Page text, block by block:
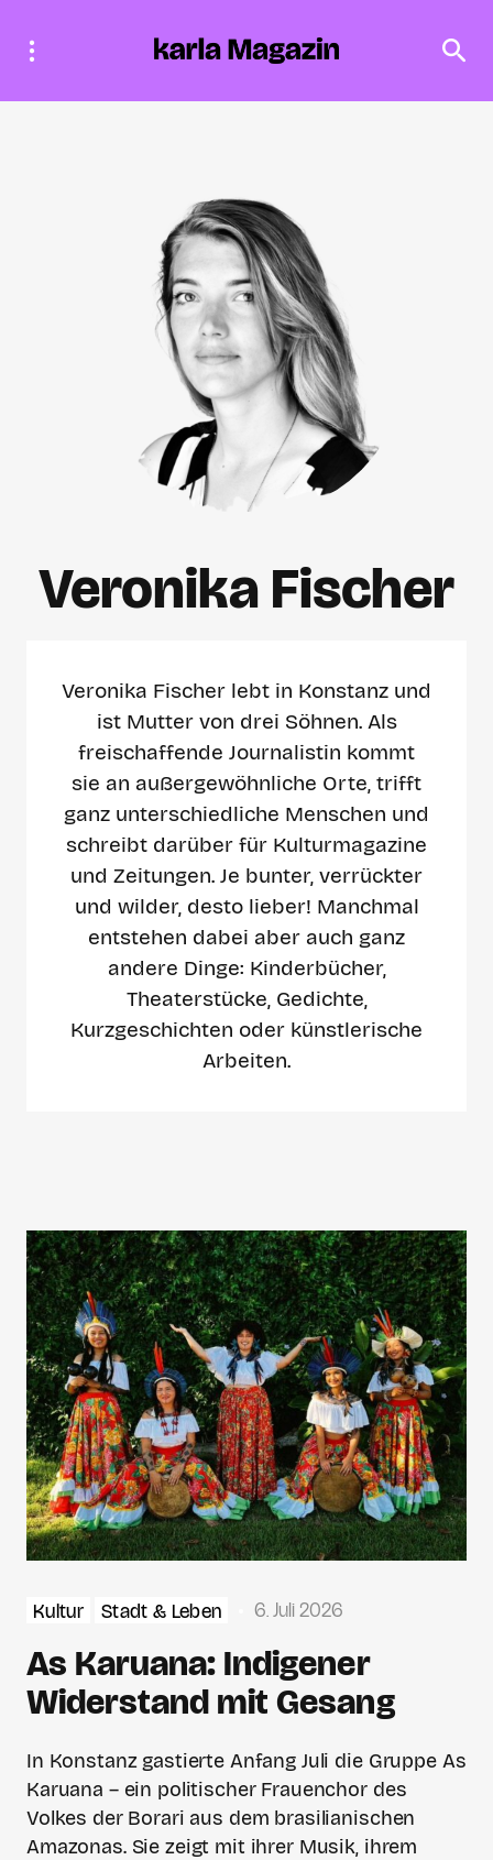
Veronika Fischer
Veronika Fischer lebt in Konstanz und
ist Mutter von drei Söhnen. Als
freischaffende Journalistin kommt
sie an außergewöhnliche Orte, trifft
ganz unterschiedliche Menschen und
schreibt darüber für Kulturmagazine
und Zeitungen. Je bunter, verrückter
und wilder, desto lieber! Manchmal
entstehen dabei aber auch ganz
andere Dinge: Kinderbücher,
Theaterstücke, Gedichte,
Kurzgeschichten oder künstlerische
Arbeiten.
Kultur Stadt & Leben 6. Juli 2026
As Karuana: Indigener
Widerstand mit Gesang
In Konstanz gastierte Anfang Juli die Gruppe As
Karuana – ein politischer Frauenchor des
Volkes der Borari aus dem brasilianischen
Amazonas. Sie zeigt mit ihrer Musik, ihrem